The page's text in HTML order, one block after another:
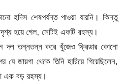
হদিস শেষপর্যন্ত পাওয়া যায়নি। কিন্তু
হয়ে গেল, সেটিই একটি রহস্য।
দল তন্নতন্ন করে খুঁজেও ফ্রিডার কোনো
জায়গা থেকে তিনি হারিয়ে গিয়েছিলেন,
এক বড় রহস্য।